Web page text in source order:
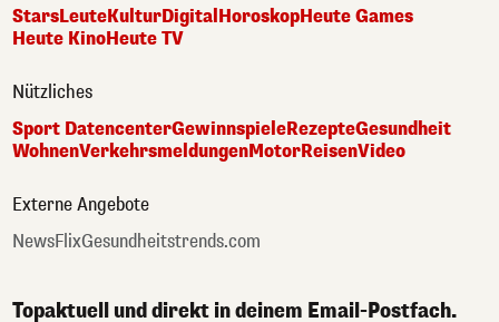
StarsLeuteKulturDigital HoroskopHeute Games
Heute KinoHeute TV
Nützliches
Sport DatencenterGewinnspieleRezepteGesundheit
WohnenVerkehrsmeldungenMotorReisenVideo
Externe Angebote
NewsFlixGesundheitstrends.com
Topaktuell und direkt in deinem Email-Postfach.